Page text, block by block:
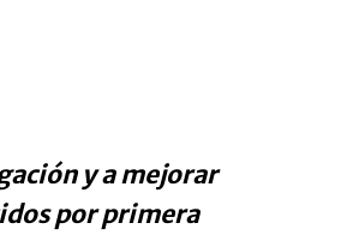
y a mejorar
por primera